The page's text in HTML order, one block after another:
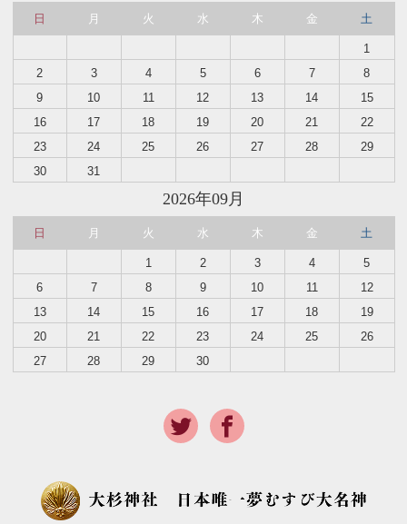
日 月 火 水 木 金 土
1
2
3 4 5 6 7
8
9
10 11 12 13 14
15
16
17 18 19 20 21
22
23
24 25 26 27 28
29
30
31
2026年09月
日 月 火 水 木 金 土
1 2 3 4
5
6
7 8 9 10 11
12
13
14 15 16 17 18
19
20
21 22 23 24 25
26
27
28 29 30